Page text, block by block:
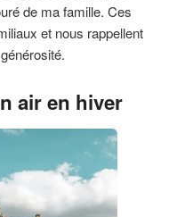
de ma famille. Ces
et nous rappellent
air en hiver